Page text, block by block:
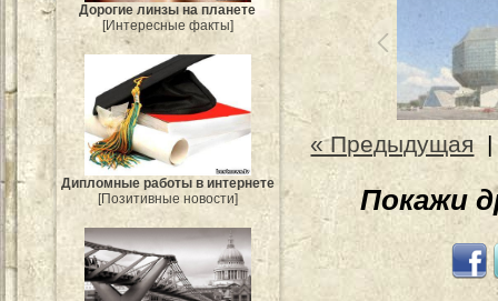
Дорогие линзы на планете
[Интересные факты]
Дипломные работы в интернете
[Позитивные новости]
« Предыдущая
Покажи